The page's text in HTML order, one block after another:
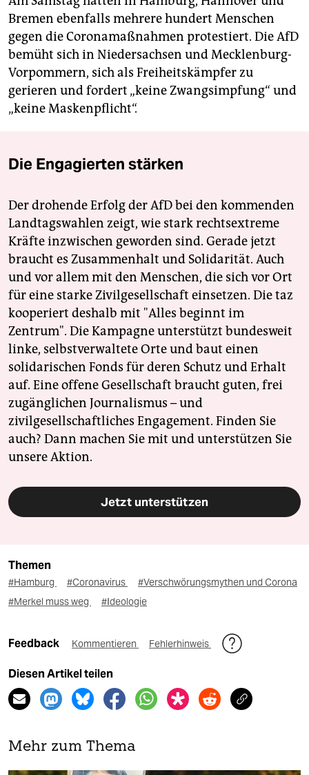
Bremen ebenfalls mehrere hundert Menschen
gegen die Coronamaßnahmen protestiert. Die AfD
bemüht sich in Niedersachsen und Mecklenburg-
Vorpommern, sich als Freiheitskämpfer zu
gerieren und fordert „keine Zwangsimpfung“ und
„keine Maskenpflicht“.
Die Engagierten stärken
Der drohende Erfolg der AfD bei den kommenden
Landtagswahlen zeigt, wie stark rechtsextreme
Kräfte inzwischen geworden sind. Gerade jetzt
braucht es Zusammenhalt und Solidarität. Auch
und vor allem mit den Menschen, die sich vor Ort
für eine starke Zivilgesellschaft einsetzen. Die taz
kooperiert deshalb mit "Alles beginnt im
Zentrum". Die Kampagne unterstützt bundesweit
linke, selbstverwaltete Orte und baut einen
solidarischen Fonds für deren Schutz und Erhalt
auf. Eine offene Gesellschaft braucht guten, frei
zugänglichen Journalismus – und
zivilgesellschaftliches Engagement. Finden Sie
auch? Dann machen Sie mit und unterstützen Sie
unsere Aktion.
Jetzt unterstützen
Themen
#Hamburg #Coronavirus
#Verschwörungsmythen und Corona
#Merkel muss weg
#Ideologie
Feedback Kommentieren Fehlerhinweis
Diesen Artikel teilen
Mehr zum Thema